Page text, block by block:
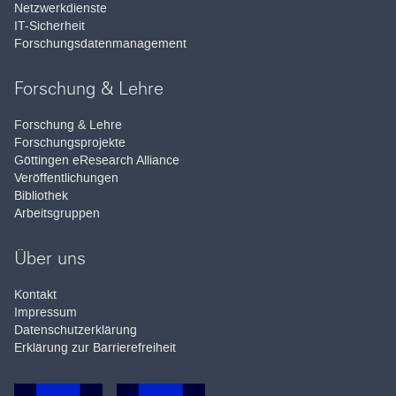
Netzwerkdienste
IT-Sicherheit
Forschungsdatenmanagement
Forschung & Lehre
Forschung & Lehre
Forschungsprojekte
Göttingen eResearch Alliance
Veröffentlichungen
Bibliothek
Arbeitsgruppen
Über uns
Kontakt
Impressum
Datenschutzerklärung
Erklärung zur Barrierefreiheit